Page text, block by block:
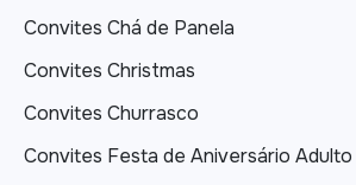
Convites Chá de Panela
Convites Christmas
Convites Churrasco
Convites Festa de Aniversário Adulto